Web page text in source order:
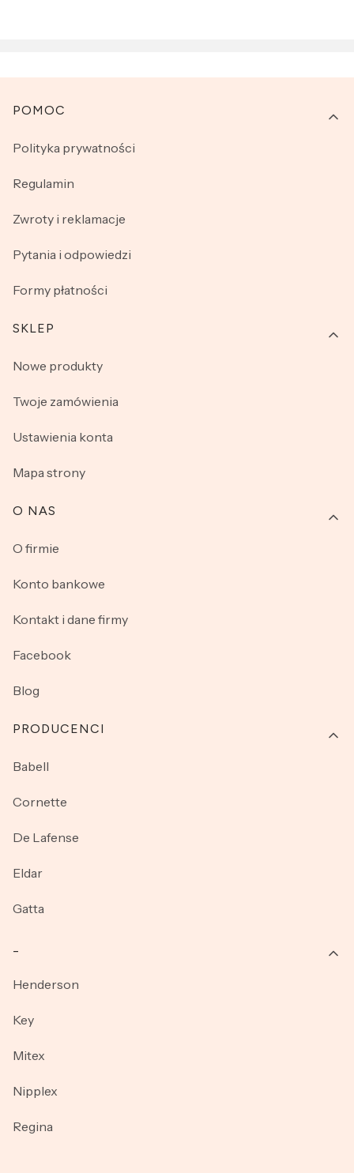
Linki w stopce
POMOC
Polityka prywatności
Regulamin
Zwroty i reklamacje
Pytania i odpowiedzi
Formy płatności
SKLEP
Nowe produkty
Twoje zamówienia
Ustawienia konta
Mapa strony
O NAS
O firmie
Konto bankowe
Kontakt i dane firmy
Facebook
Blog
PRODUCENCI
Babell
Cornette
De Lafense
Eldar
Gatta
Henderson
Key
Mitex
Nipplex
Regina